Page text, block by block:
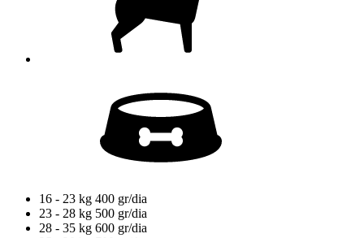
16 - 23 kg 400 gr/dia
23 - 28 kg 500 gr/dia
28 - 35 kg 600 gr/dia